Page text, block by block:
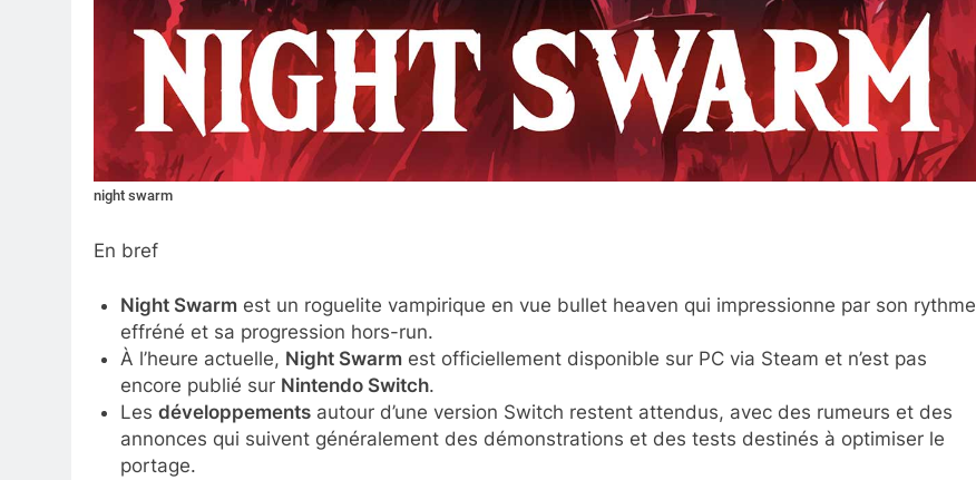
night swarm
En bref
Night Swarmest un roguelite vampirique en vue bullet heaven qui impressionne par son rythme
effréné et sa progression hors-run.
À l’heure actuelle, Night Swarmest officiellement disponible sur PC via Steam et n’est pas
encore publié sur Nintendo Switch.
Les développementsautour d’une version Switch restent attendus, avec des rumeurs et des
annonces qui suivent généralement des démonstrations et des tests destinés à optimiser le
portage.